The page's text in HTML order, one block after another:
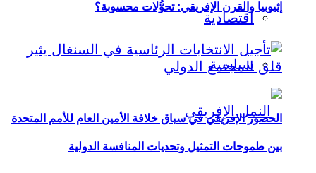
اقتصادية
سياسية
إثيوبيا والقرن الإفريقي: تحوُّلات محسوبة؟
الحضور الإفريقي في سباق خلافة الأمين العام للأمم المتحدة
بين طموحات التمثيل وتحديات المنافسة الدولية